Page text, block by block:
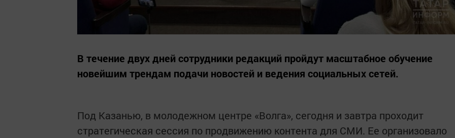
В течение двух дней сотрудники редакций пройдут масштабное обучение
новейшим трендам подачи новостей и ведения социальных сетей.
Под Казанью, в молодежном центре «Волга», сегодня и завтра проходит
стратегическая сессия по продвижению контента для СМИ. Ее организовало